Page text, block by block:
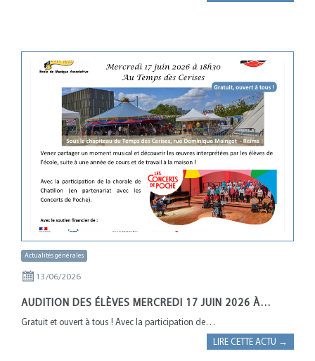
Actualités générales
13/06/2026
AUDITION DES ÉLÈVES MERCREDI 17 JUIN 2026 À…
Gratuit et ouvert à tous ! Avec la participation de…
LIRE CETTE ACTU →